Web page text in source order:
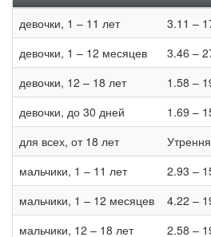
девочки, 1 – 11 лет
3.11 –
девочки, 1 – 12 месяцев
3.46 –
девочки, 12 – 18 лет
1.58 –
девочки, до 30 дней
1.69 –
для всех, от 18 лет
мальчики, 1 – 11 лет
2.93 –
мальчики, 1 – 12 месяцев
4.22 –
мальчики, 12 – 18 лет
2.58 –